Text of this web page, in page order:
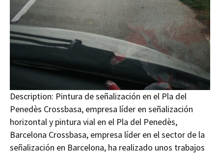
Description: Pintura de señalización en el Pla del
Penedès Crossbasa, empresa líder en señalización
horizontal y pintura vial en el Pla del Penedès,
Barcelona Crossbasa, empresa líder en el sector de la
señalización en Barcelona, ha realizado unos trabajos